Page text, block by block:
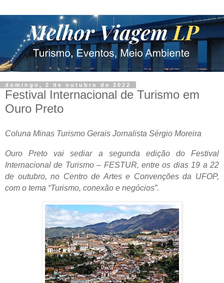
domingo, 2 de outubro de 2022
Festival Internacional de Turismo em
Ouro Preto
Coluna Minas Turismo Gerais Jornalista Sérgio Moreira
Ouro Preto vai sediar a segunda edição do Festival
Internacional de Turismo – FESTUR, entre os dias 19 a 22
de outubro, no Centro de Artes e Convenções da UFOP,
com o tema “Turismo, conexão e negócios”.